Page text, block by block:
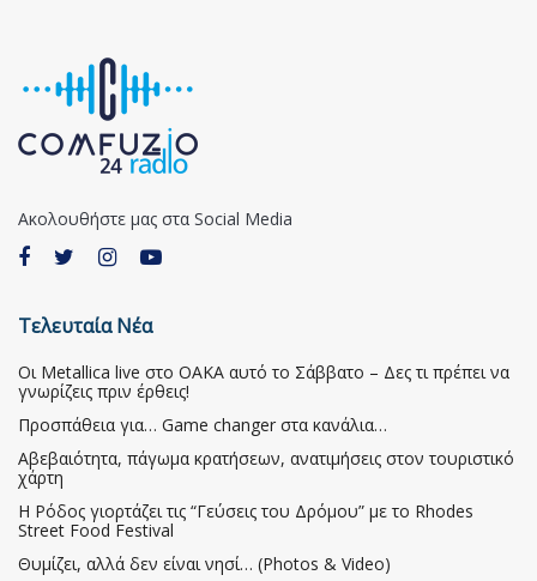
Ακολουθήστε μας στα Social Media
Τελευταία Νέα
Οι Metallica live στο ΟΑΚΑ αυτό το Σάββατο – Δες τι πρέπει να
γνωρίζεις πριν έρθεις!
Προσπάθεια για… Game changer στα κανάλια…
Αβεβαιότητα, πάγωμα κρατήσεων, ανατιμήσεις στον τουριστικό
χάρτη
Η Ρόδος γιορτάζει τις “Γεύσεις του Δρόμου” με το Rhodes
Street Food Festival
Θυμίζει, αλλά δεν είναι νησί… (Photos & Video)